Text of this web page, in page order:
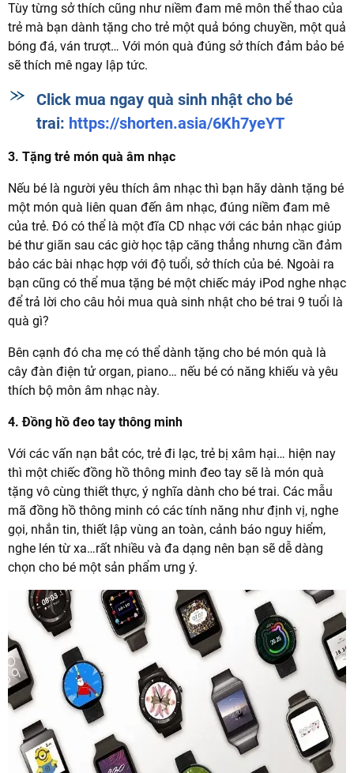
Tùy từng sở thích cũng như niềm đam mê môn thể thao của
trẻ mà bạn dành tặng cho trẻ một quả bóng chuyền, một quả
bóng đá, ván trượt… Với món quà đúng sở thích đảm bảo bé
sẽ thích mê ngay lập tức.
Click mua ngay quà sinh nhật cho bé
trai: https://shorten.asia/6Kh7yeYT
3. Tặng trẻ món quà âm nhạc
Nếu bé là người yêu thích âm nhạc thì bạn hãy dành tặng bé
một món quà liên quan đến âm nhạc, đúng niềm đam mê
của trẻ. Đó có thể là một đĩa CD nhạc với các bản nhạc giúp
bé thư giãn sau các giờ học tập căng thẳng nhưng cần đảm
bảo các bài nhạc hợp với độ tuổi, sở thích của bé. Ngoài ra
bạn cũng có thể mua tặng bé một chiếc máy iPod nghe nhạc
để trả lời cho câu hỏi mua quà sinh nhật cho bé trai 9 tuổi là
quà gì?
Bên cạnh đó cha mẹ có thể dành tặng cho bé món quà là
cây đàn điện tử organ, piano… nếu bé có năng khiếu và yêu
thích bộ môn âm nhạc này.
4. Đồng hồ đeo tay thông minh
Với các vấn nạn bắt cóc, trẻ đi lạc, trẻ bị xâm hại… hiện nay
thì một chiếc đồng hồ thông minh đeo tay sẽ là món quà
tặng vô cùng thiết thực, ý nghĩa dành cho bé trai. Các mẫu
mã đồng hồ thông minh có các tính năng như định vị, nghe
gọi, nhắn tin, thiết lập vùng an toàn, cảnh báo nguy hiểm,
nghe lén từ xa…rất nhiều và đa dạng nên bạn sẽ dễ dàng
chọn cho bé một sản phẩm ưng ý.